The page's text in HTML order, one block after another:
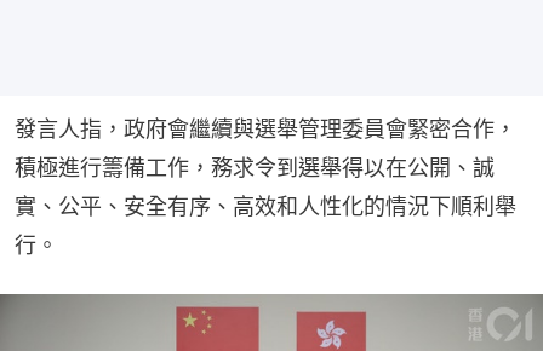
發言人指，政府會繼續與選舉管理委員會緊密合作，
積極進行籌備工作，務求令到選舉得以在公開、誠
實、公平、安全有序、高效和人性化的情況下順利舉
行。